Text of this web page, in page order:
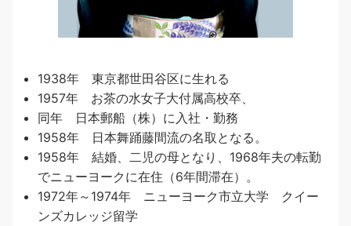
1938年 東京都世田谷区に生れる
1957年 お茶の水女子大付属高校卒、
同年 日本郵船（株）に入社・勤務
1958年 日本舞踊藤間流の名取となる。
1958年 結婚、二児の母となり、1968年夫の転勤
でニューヨークに在住（6年間滞在）。
1972年～1974年 ニューヨーク市立大学 クイー
ンズカレッジ留学